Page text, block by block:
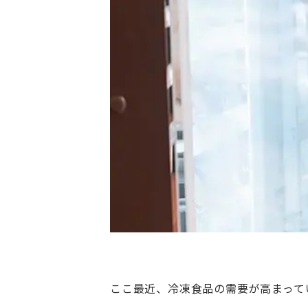
ここ最近、冷凍食品の需要が高まっ